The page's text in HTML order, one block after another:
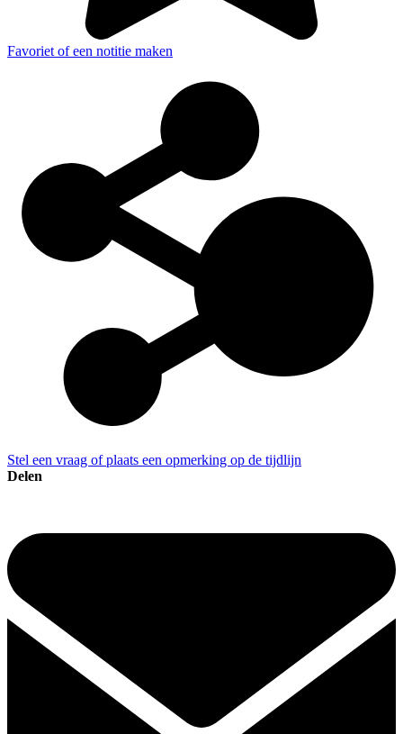
Favoriet of een notitie maken
Stel een vraag of plaats een opmerking op de tijdlijn
Delen